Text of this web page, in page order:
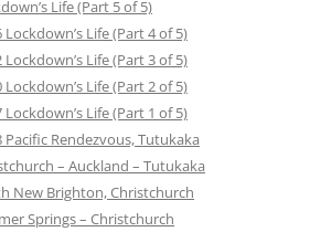
Life (Part 5 of 5)
Life (Part 4 of 5)
Life (Part 3 of 5)
Life (Part 2 of 5)
Life (Part 1 of 5)
Pacific Rendezvous, Tutukaka
– Auckland – Tutukaka
New Brighton, Christchurch
Springs – Christchurch